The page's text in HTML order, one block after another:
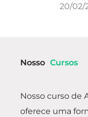
20/02/
Nosso Cursos
Nosso curso de
oferece uma